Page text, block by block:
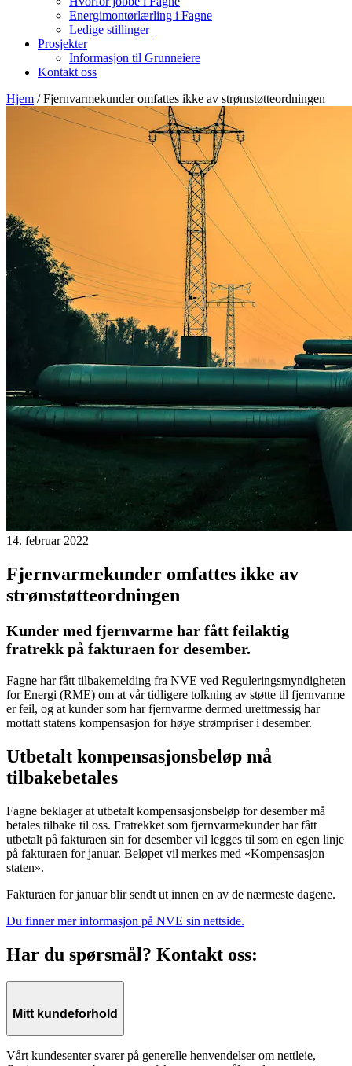
Energimontørlærling i Fagne
Ledige stillinger
Prosjekter
Informasjon til Grunneiere
Kontakt oss
Hjem /Fjernvarmekunder omfattes ikke av strømstøtteordningen
14. februar 2022
Fjernvarmekunder omfattes ikke av
strømstøtteordningen
Kunder med fjernvarme har fått feilaktig
fratrekk på fakturaen for desember.
Fagne har fått tilbakemelding fra NVE ved Reguleringsmyndigheten
for Energi (RME) om at vår tidligere tolkning av støtte til fjernvarme
er feil, og at kunder som har fjernvarme dermed urettmessig har
mottatt statens kompensasjon for høye strømpriser i desember.
Utbetalt kompensasjonsbeløp må
tilbakebetales
Fagne beklager at utbetalt kompensasjonsbeløp for desember må
betales tilbake til oss. Fratrekket som fjernvarmekunder har fått
utbetalt på fakturaen sin for desember vil legges til som en egen linje
på fakturaen for januar. Beløpet vil merkes med «Kompensasjon
staten».
Fakturaen for januar blir sendt ut innen en av de nærmeste dagene.
Du finner mer informasjon på NVE sin nettside.
Har du spørsmål? Kontakt oss:
Mitt kundeforhold
Vårt kundesenter svarer på generelle henvendelser om nettleie,